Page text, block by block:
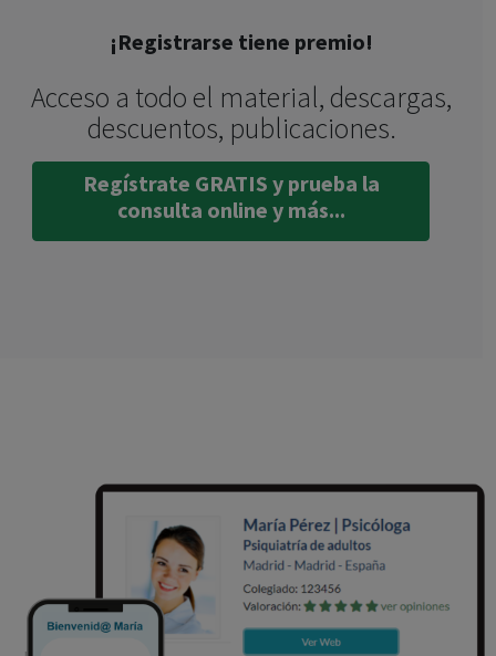
¡Registrarse tiene premio!
Acceso a todo el material, descargas,
descuentos, publicaciones.
Regístrate GRATIS y prueba la
consulta online y más...